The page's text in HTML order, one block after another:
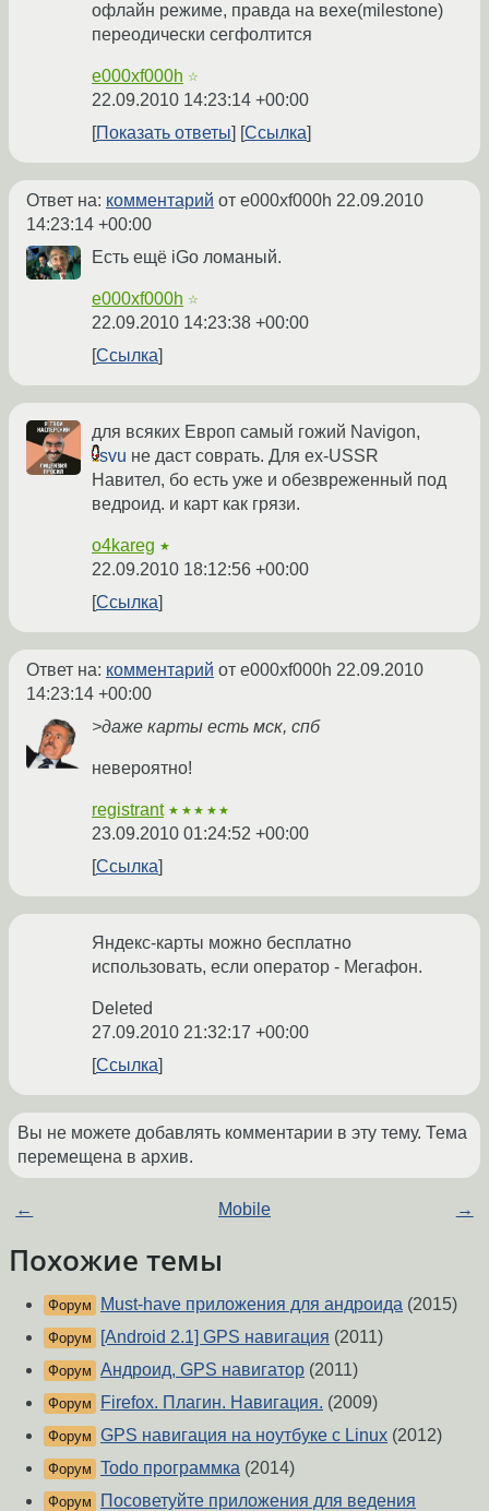
офлайн режиме, правда на вехе(milestone)
переодически сегфолтится
e000xf000h ☆
22.09.2010 14:23:14 +00:00
Показать ответы
Ссылка
Ответ на: комментарий от e000xf000h 22.09.2010
14:23:14 +00:00
Есть ещё iGo ломаный.
e000xf000h ☆
22.09.2010 14:23:38 +00:00
Ссылка
для всяких Европ самый гожий Navigon,
svu не даст соврать. Для ex-USSR
Навител, бо есть уже и обезвреженный под
ведроид. и карт как грязи.
o4kareg ★
22.09.2010 18:12:56 +00:00
Ссылка
Ответ на: комментарий от e000xf000h 22.09.2010
14:23:14 +00:00
>даже карты есть мск, спб
невероятно!
registrant ★★★★★
23.09.2010 01:24:52 +00:00
Ссылка
Яндекс-карты можно бесплатно
использовать, если оператор - Мегафон.
Deleted
27.09.2010 21:32:17 +00:00
Ссылка
Вы не можете добавлять комментарии в эту тему. Тема
перемещена в архив.
← Mobile →
Похожие темы
Форум Must-have приложения для андроида (2015)
Форум [Android 2.1] GPS навигация (2011)
Форум Андроид, GPS навигатор (2011)
Форум Firefox. Плагин. Навигация. (2009)
Форум GPS навигация на ноутбуке с Linux (2012)
Форум Todo программка (2014)
Форум Посоветуйте приложения для ведения